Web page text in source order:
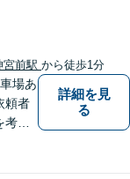
ホ
ご
。
宮前駅 から徒歩1分
場あ
頼者
考
詳細を見
る